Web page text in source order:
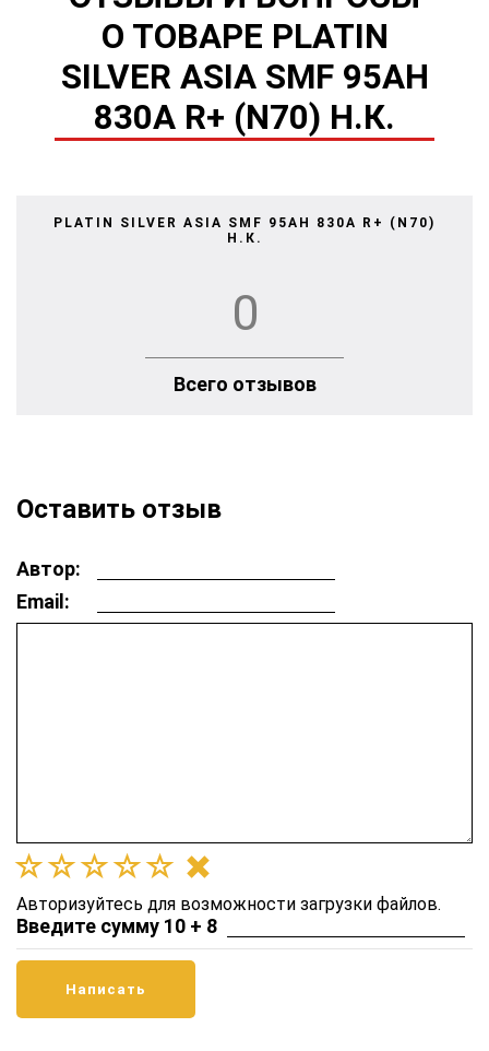
О ТОВАРЕ PLATIN
SILVER ASIA SMF 95AH
830A R+ (N70) Н.К.
PLATIN SILVER ASIA SMF 95AH 830A R+ (N70)
Н.К.
0
Всего отзывов
Оставить отзыв
Автор:
Email:
Авторизуйтесь для возможности загрузки файлов.
Введите сумму 10 + 8